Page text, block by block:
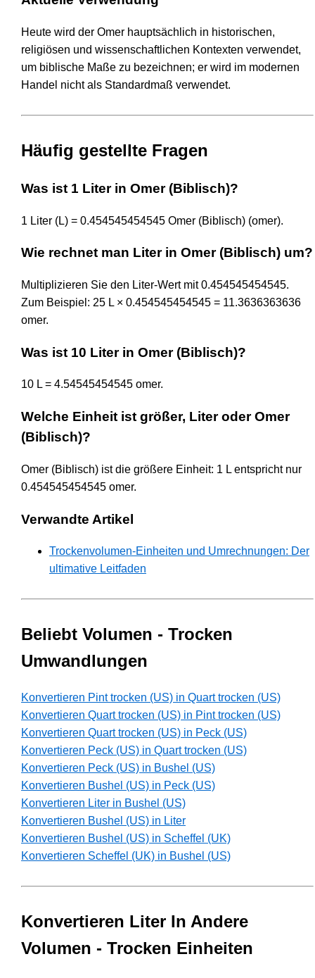
Heute wird der Omer hauptsächlich in historischen,
religiösen und wissenschaftlichen Kontexten verwendet,
um biblische Maße zu bezeichnen; er wird im modernen
Handel nicht als Standardmaß verwendet.
Häufig gestellte Fragen
Was ist 1 Liter in Omer (Biblisch)?
1 Liter (L) = 0.454545454545 Omer (Biblisch) (omer).
Wie rechnet man Liter in Omer (Biblisch) um?
Multiplizieren Sie den Liter-Wert mit 0.454545454545.
Zum Beispiel: 25 L × 0.454545454545 = 11.3636363636
omer.
Was ist 10 Liter in Omer (Biblisch)?
10 L = 4.54545454545 omer.
Welche Einheit ist größer, Liter oder Omer
(Biblisch)?
Omer (Biblisch) ist die größere Einheit: 1 L entspricht nur
0.454545454545 omer.
Verwandte Artikel
Trockenvolumen-Einheiten und Umrechnungen: Der
ultimative Leitfaden
Beliebt Volumen - Trocken
Umwandlungen
Konvertieren Pint trocken (US) in Quart trocken (US)
Konvertieren Quart trocken (US) in Pint trocken (US)
Konvertieren Quart trocken (US) in Peck (US)
Konvertieren Peck (US) in Quart trocken (US)
Konvertieren Peck (US) in Bushel (US)
Konvertieren Bushel (US) in Peck (US)
Konvertieren Liter in Bushel (US)
Konvertieren Bushel (US) in Liter
Konvertieren Bushel (US) in Scheffel (UK)
Konvertieren Scheffel (UK) in Bushel (US)
Konvertieren Liter In Andere
Volumen - Trocken Einheiten